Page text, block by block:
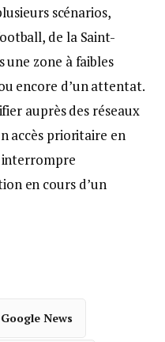
scénarios,
de la Saint-
une zone à faibles
encore d’un attentat.
auprès des réseaux
accès prioritaire en
interrompre
en cours d’un
News